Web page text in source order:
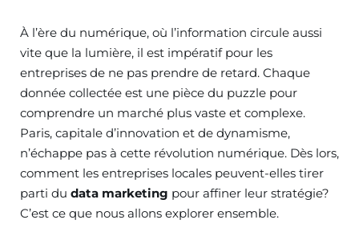
À l’ère du numérique, où l’information circule aussi
vite que la lumière, il est impératif pour les
entreprises de ne pas prendre de retard. Chaque
donnée collectée est une pièce du puzzle pour
comprendre un marché plus vaste et complexe.
Paris, capitale d’innovation et de dynamisme,
n’échappe pas à cette révolution numérique. Dès lors,
comment les entreprises locales peuvent-elles tirer
parti du data marketing pour affiner leur stratégie?
C’est ce que nous allons explorer ensemble.